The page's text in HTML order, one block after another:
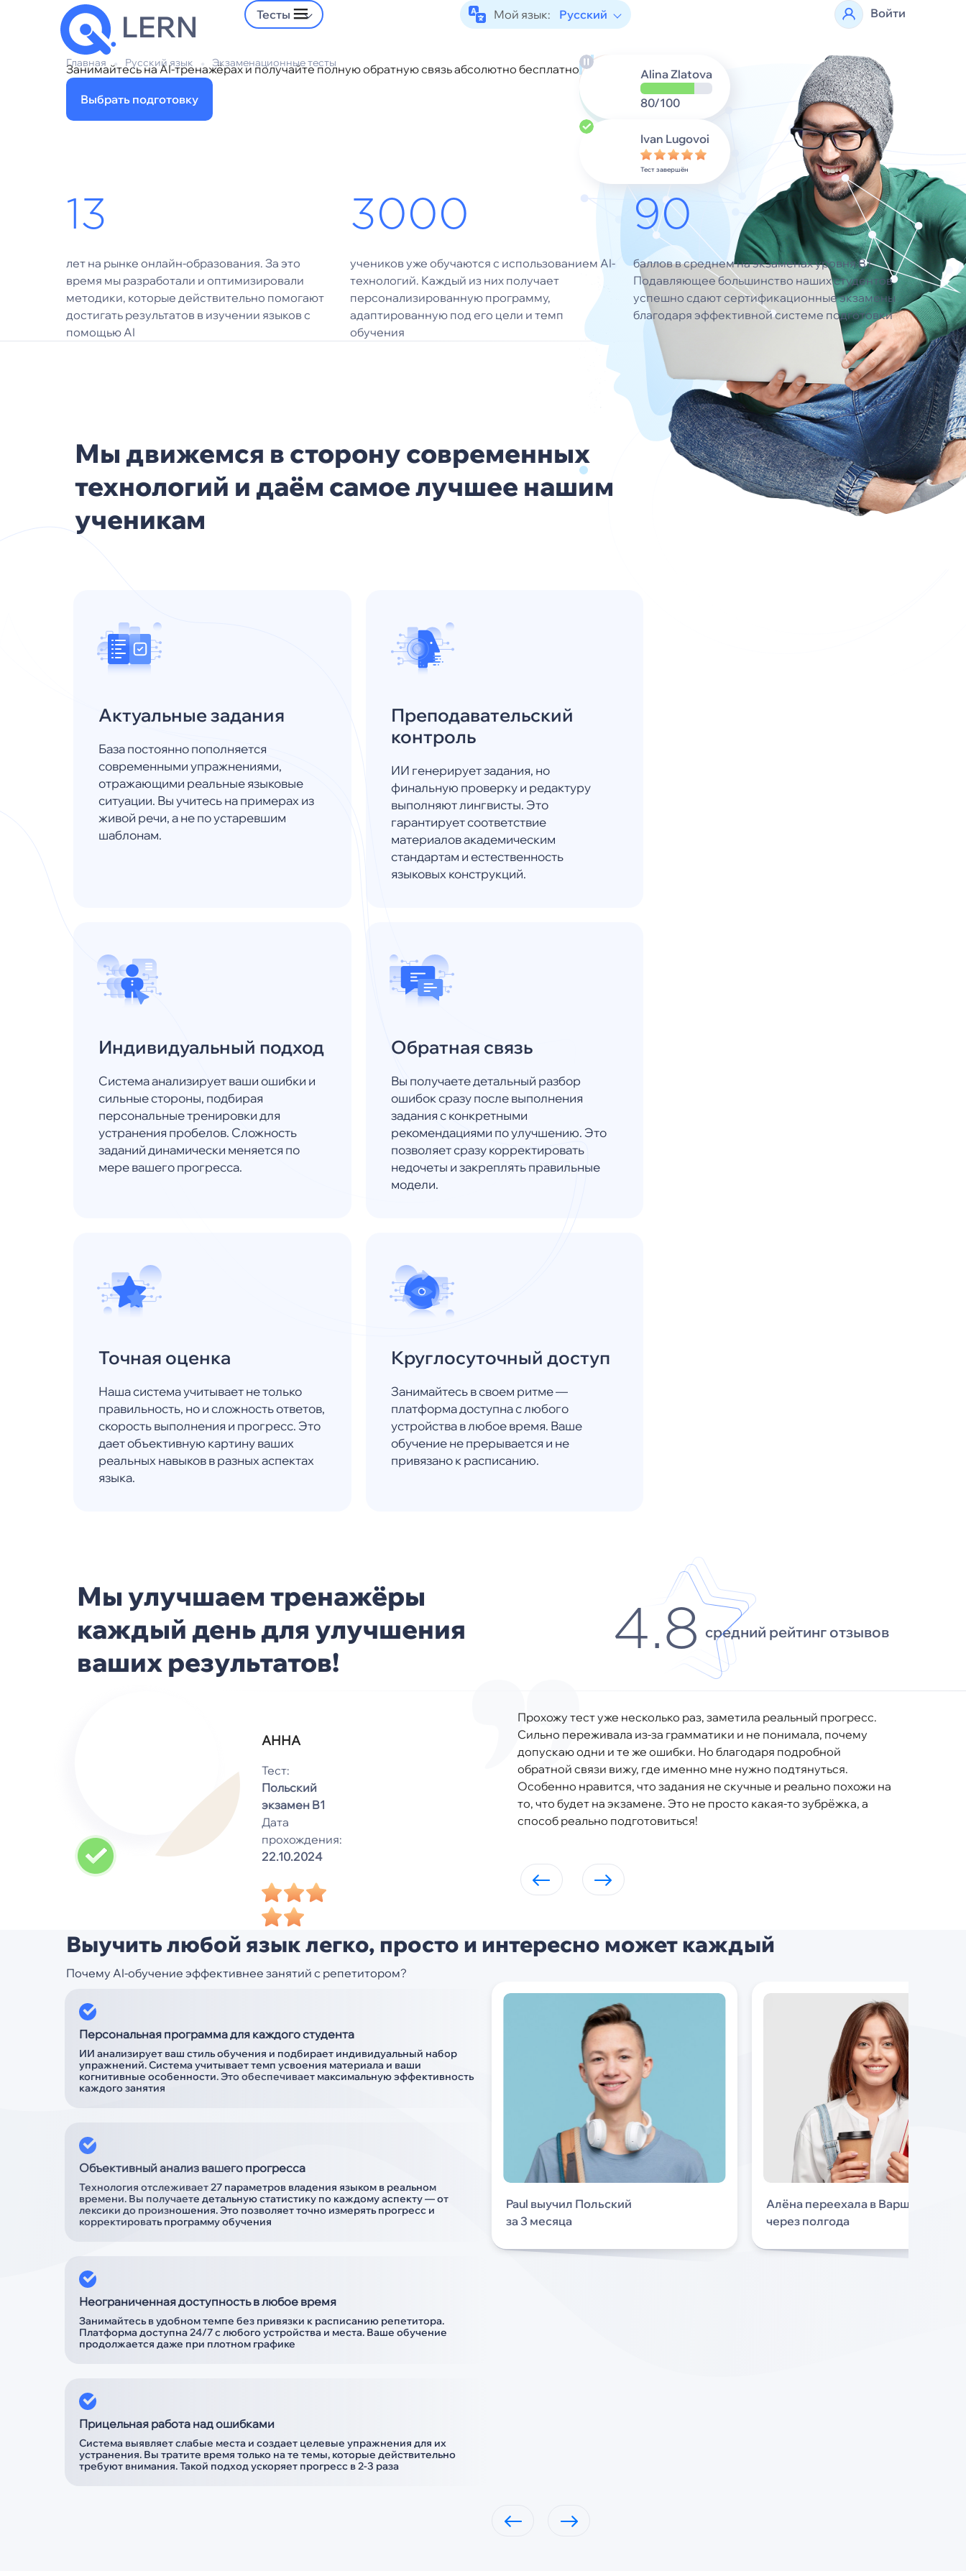
LERN Тесты Мой язык: Русский Войти
Главная • Русский язык • Экзаменационные тесты
Занимайтесь на AI-тренажёрах и получайте полную обратную связь абсолютно бесплатно
Выбрать подготовку
Alina Zlatova
80/100
Ivan Lugovoi
Тест завершён
13
лет на рынке онлайн-образования. За это
время мы разработали и оптимизировали
методики, которые действительно помогают
достигать результатов в изучении языков с
помощью AI
3000
учеников уже обучаются с использованием AI-
технологий. Каждый из них получает
персонализированную программу,
адаптированную под его цели и темп
обучения
90
баллов в среднем на экзаменах уровня B1.
Подавляющее большинство наших студентов
успешно сдают сертификационные экзамены
благодаря эффективной системе подготовки
Мы движемся в сторону современных
технологий и даём самое лучшее нашим
ученикам
Актуальные задания
База постоянно пополняется
современными упражнениями,
отражающими реальные языковые
ситуации. Вы учитесь на примерах из
живой речи, а не по устаревшим
шаблонам.
Преподавательский
контроль
ИИ генерирует задания, но
финальную проверку и редактуру
выполняют лингвисты. Это
гарантирует соответствие
материалов академическим
стандартам и естественность
языковых конструкций.
Индивидуальный подход
Система анализирует ваши ошибки и
сильные стороны, подбирая
персональные тренировки для
устранения пробелов. Сложность
заданий динамически меняется по
мере вашего прогресса.
Обратная связь
Вы получаете детальный разбор
ошибок сразу после выполнения
задания с конкретными
рекомендациями по улучшению. Это
позволяет сразу корректировать
недочеты и закреплять правильные
модели.
Точная оценка
Наша система учитывает не только
правильность, но и сложность ответов,
скорость выполнения и прогресс. Это
дает объективную картину ваших
реальных навыков в разных аспектах
языка.
Круглосуточный доступ
Занимайтесь в своем ритме —
платформа доступна с любого
устройства в любое время. Ваше
обучение не прерывается и не
привязано к расписанию.
Мы улучшаем тренажёры
каждый день для улучшения
ваших результатов!
4.8 средний рейтинг отзывов
АННА
Тест:
Польский
экзамен B1
Дата
прохождения:
22.10.2024
Прохожу тест уже несколько раз, заметила реальный прогресс.
Сильно переживала из-за грамматики и не понимала, почему
допускаю одни и те же ошибки. Но благодаря подробной
обратной связи вижу, где именно мне нужно подтянуться.
Особенно нравится, что задания не скучные и реально похожи на
то, что будет на экзамене. Это не просто какая-то зубрёжка, а
способ реально подготовиться!
Выучить любой язык легко, просто и интересно может каждый
Почему AI-обучение эффективнее занятий с репетитором?
Персональная программа для каждого студента
ИИ анализирует ваш стиль обучения и подбирает индивидуальный набор
упражнений. Система учитывает темп усвоения материала и ваши
когнитивные особенности. Это обеспечивает максимальную эффективность
каждого занятия
Объективный анализ вашего прогресса
Технология отслеживает 27 параметров владения языком в реальном
времени. Вы получаете детальную статистику по каждому аспекту — от
лексики до произношения. Это позволяет точно измерять прогресс и
корректировать программу обучения
Неограниченная доступность в любое время
Занимайтесь в удобном темпе без привязки к расписанию репетитора.
Платформа доступна 24/7 с любого устройства и места. Ваше обучение
продолжается даже при плотном графике
Прицельная работа над ошибками
Система выявляет слабые места и создает целевые упражнения для их
устранения. Вы тратите время только на те темы, которые действительно
требуют внимания. Такой подход ускоряет прогресс в 2-3 раза
Paul выучил Польский
за 3 месяца
Алёна переехала в Варшаву
через полгода